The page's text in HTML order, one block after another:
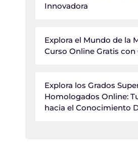
Innovadora
Explora el Mundo de la
Curso Online Gratis
Explora los Grados
Homologados Online:
hacia el Conocimiento